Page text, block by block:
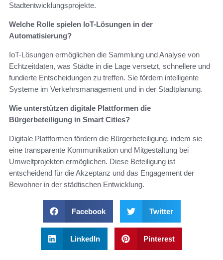
Stadtentwicklungsprojekte.
Welche Rolle spielen IoT-Lösungen in der
Automatisierung?
IoT-Lösungen ermöglichen die Sammlung und Analyse von
Echtzeitdaten, was Städte in die Lage versetzt, schnellere und
fundierte Entscheidungen zu treffen. Sie fördern intelligente
Systeme im Verkehrsmanagement und in der Stadtplanung.
Wie unterstützen digitale Plattformen die
Bürgerbeteiligung in Smart Cities?
Digitale Plattformen fördern die Bürgerbeteiligung, indem sie
eine transparente Kommunikation und Mitgestaltung bei
Umweltprojekten ermöglichen. Diese Beteiligung ist
entscheidend für die Akzeptanz und das Engagement der
Bewohner in der städtischen Entwicklung.
Facebook Twitter
LinkedIn Pinterest